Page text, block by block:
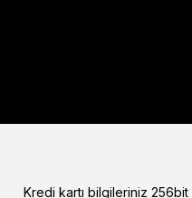
Kredi kartı bilgileriniz 256bit